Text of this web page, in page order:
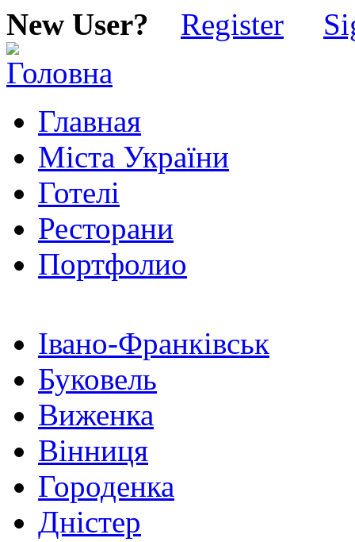
New User? Register
Главная
Міста України
Готелі
Ресторани
Портфолио
Івано-Франківськ
Буковель
Виженка
Вінниця
Городенка
Дністер